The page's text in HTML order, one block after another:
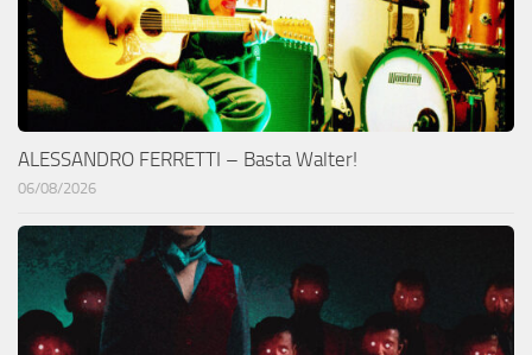
ALESSANDRO FERRETTI – Basta Walter!
06/08/2026